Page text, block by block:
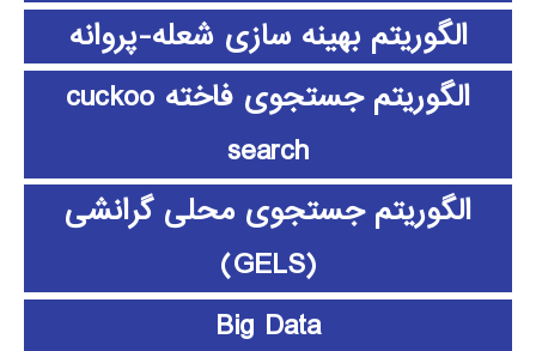
الگوریتم بهینه سازی شعله-پروانه
الگوریتم جستجوی فاخته cuckoo
search
الگوریتم جستجوی محلی گرانشی
(GELS)
Big Data